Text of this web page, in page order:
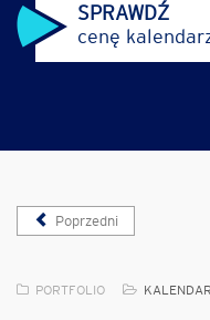
SPRAWDŹ
cenę
Poprzedni
PORTFOLIO